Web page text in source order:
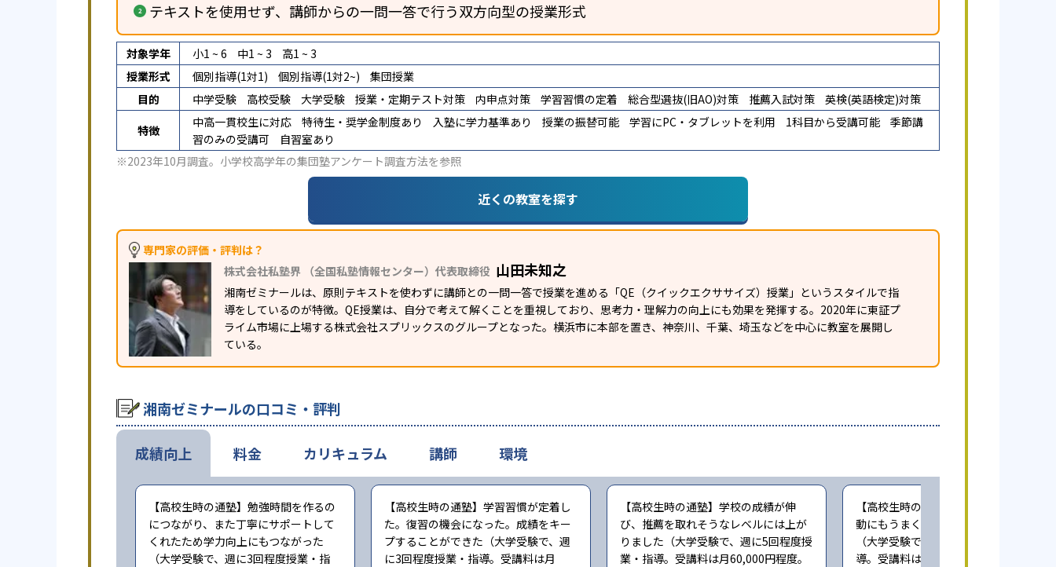
テキストを使用せず、講師からの一問一答で行う双方向型の授業形式
対象学年 小1 ~ 6 中1 ~ 3
高1 ~ 3
授業形式
個別指導(1対1) 個別指導(1対2~)
集団授業
目的
中学受験 高校受験 大学受験 授業・定期テスト対策 内申点対策 学習習慣の定着 総合型選抜(旧AO)対策 推薦入試対策
英検(英語検定)対策
特徴
中高一貫校生に対応 特待生・奨学金制度あり 入塾に学力基準あり 授業の振替可能 学習にPC・タブレットを利用 1科目から受講可能
季節講
習のみの受講可
自習室あり
※2023年10月調査。 小学校高学年の集団塾アンケート調査方法を参照
近くの教室を探す
専門家の評価・評判は？
株式会社私塾界 （全国私塾情報センター）代表取締役 山田未知之
湘南ゼミナールは、原則テキストを使わずに講師との一問一答で授業を進める「QE（クイックエクササイズ）授業」というスタイルで指
導をしているのが特徴。QE授業は、自分で考えて解くことを重視しており、思考力・理解力の向上にも効果を発揮する。2020年に東証プ
ライム市場に上場する株式会社スプリックスのグループとなった。横浜市に本部を置き、神奈川、千葉、埼玉などを中心に教室を展開し
ている。
湘南ゼミナールの口コミ・評判
成績向上
【高校生時の通塾】勉強時間を作るの
につながり、また丁寧にサポートして
くれたため学力向上にもつながった
（大学受験で、週に3回程度授業・指
【高校生時の通塾】学習習慣が定着し
た。復習の機会になった。成績をキー
プすることができた（大学受験で、週
に3回程度授業・指導。受講料は月
【高校生時の通塾】学校の成績が伸
び、推薦を取れそうなレベルには上が
りました（大学受験で、週に5回程度授
業・指導。受講料は月60,000円程度。
【高校生時の通塾】成績が伸び、部活
動にもうまく専心することができた
（大学受験で、週に2回程度授業・指
導。受講料は月5,000円程度。利用した
料金 カリキュラム 講師 環境